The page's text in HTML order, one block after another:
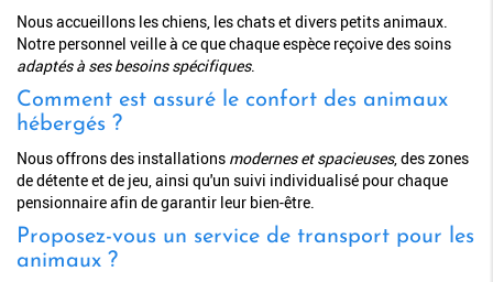
Nous accueillons les chiens, les chats et divers petits animaux.
Notre personnel veille à ce que chaque espèce reçoive des soins
adaptés à ses besoins spécifiques.
Comment est assuré le confort des animaux
hébergés ?
Nous offrons des installations modernes et spacieuses, des zones
de détente et de jeu, ainsi qu'un suivi individualisé pour chaque
pensionnaire afin de garantir leur bien-être.
Proposez-vous un service de transport pour les
animaux ?